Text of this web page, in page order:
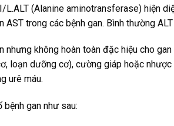
(Alanine aminotransferase) hiện
trong các bệnh gan. Bình thường
nhưng không hoàn toàn đặc hiệu cho
loạn dưỡng cơ), cường giáp hoặc
urê máu.
gan như sau: